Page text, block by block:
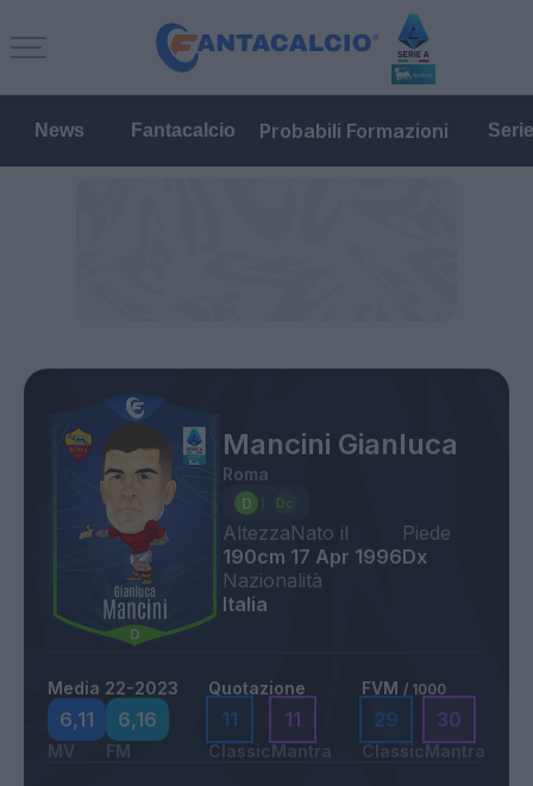
News Fantacalcio Probabili Formazioni
Mancini Gianluca
Roma
Altezza
190cm
Nato il
17 Apr 1996
Piede
Dx
Nazionalità
Italia
Media 22-2023
6,11
MV
6,16
FM
Quotazione
11
Classic
11
Mantra
FVM / 1000
29
Classic
30
Mantra